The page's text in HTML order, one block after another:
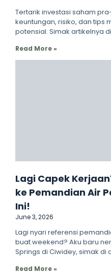
Tertarik investasi saham
keuntungan, risiko, dan tips
potensial. Simak artikelnya
Read More »
Lagi Capek
ke Pemandian Air
Ini!
June 3, 2026
Lagi nyari referensi
buat weekend? Aku baru
Springs di Ciwidey, simak di
Read More »